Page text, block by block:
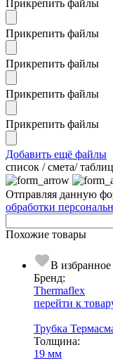
Прикрепить файлы
Прикрепить файлы
Прикрепить файлы
Прикрепить файлы
Прикрепить файлы
Добавить ещё файлы
cписок / смета/
Отправляя данную
обработки
Похожие товары
В избранное
Бренд:
Thermaflex
перейти к
Трубка
Тол­щи­на:
19 мм